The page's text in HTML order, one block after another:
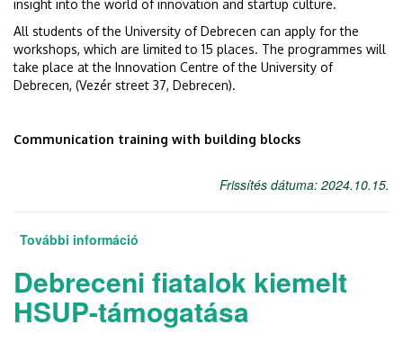
insight into the world of innovation and startup culture.
All students of the University of Debrecen can apply for the
workshops, which are limited to 15 places. The programmes will
take place at the Innovation Centre of the University of
Debrecen, (Vezér street 37, Debrecen).
Communication training with building blocks
Frissítés dátuma: 2024.10.15.
További információ
Debreceni fiatalok kiemelt
HSUP-támogatása